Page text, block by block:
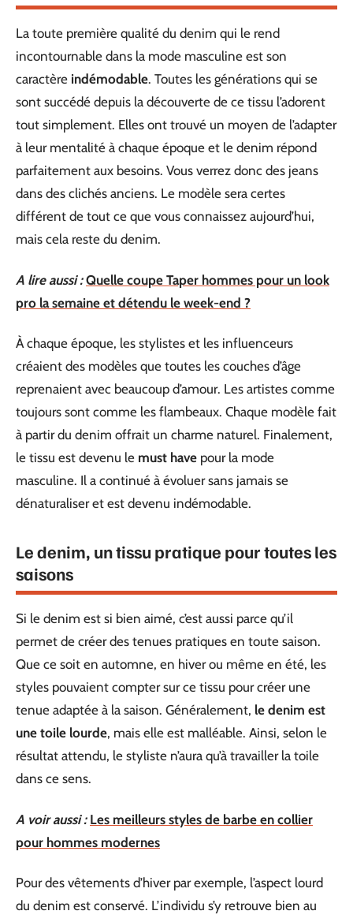
La toute première qualité du denim qui le rend
incontournable dans la mode masculine est son
caractère indémodable. Toutes les générations qui se
sont succédé depuis la découverte de ce tissu l’adorent
tout simplement. Elles ont trouvé un moyen de l’adapter
à leur mentalité à chaque époque et le denim répond
parfaitement aux besoins. Vous verrez donc des jeans
dans des clichés anciens. Le modèle sera certes
différent de tout ce que vous connaissez aujourd’hui,
mais cela reste du denim.
A lire aussi : Quelle coupe Taper hommes pour un look
pro la semaine et détendu le week-end ?
À chaque époque, les stylistes et les influenceurs
créaient des modèles que toutes les couches d’âge
reprenaient avec beaucoup d’amour. Les artistes comme
toujours sont comme les flambeaux. Chaque modèle fait
à partir du denim offrait un charme naturel. Finalement,
le tissu est devenu le must have pour la mode
masculine. Il a continué à évoluer sans jamais se
dénaturaliser et est devenu indémodable.
Le denim, un tissu pratique pour toutes les
saisons
Si le denim est si bien aimé, c’est aussi parce qu’il
permet de créer des tenues pratiques en toute saison.
Que ce soit en automne, en hiver ou même en été, les
styles pouvaient compter sur ce tissu pour créer une
tenue adaptée à la saison. Généralement, le denim est
une toile lourde, mais elle est malléable. Ainsi, selon le
résultat attendu, le styliste n’aura qu’à travailler la toile
dans ce sens.
A voir aussi : Les meilleurs styles de barbe en collier
pour hommes modernes
Pour des vêtements d’hiver par exemple, l’aspect lourd
du denim est conservé. L’individu s’y retrouve bien au